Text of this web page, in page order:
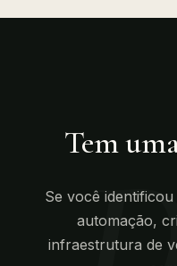
Tem
Se você
automação,
infraestrutura de